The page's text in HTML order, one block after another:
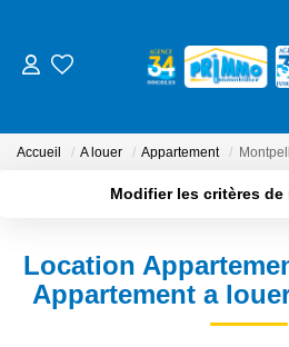
Accueil A louer Appartement
Modifier les critères de
Sélectionnez...
Type de bien
Location
Appartement a